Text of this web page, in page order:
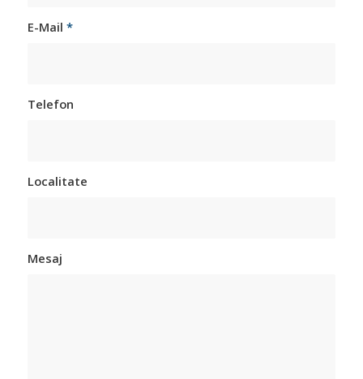
E-Mail *
Telefon
Localitate
Mesaj